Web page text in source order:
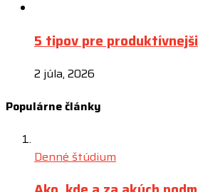
5 tipov pre
2 júla, 2026
Populárne články
Denné štúdium